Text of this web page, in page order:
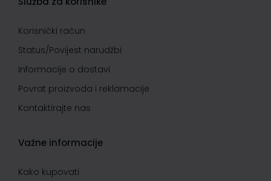
Korisnički račun
Status/Povijest narudžbi
Informacije o dostavi
Povrat proizvoda i reklamacije
Kontaktirajte nas
Važne informacije
Kako kupovati